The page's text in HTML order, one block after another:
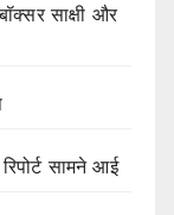
साक्षी और
सामने आई